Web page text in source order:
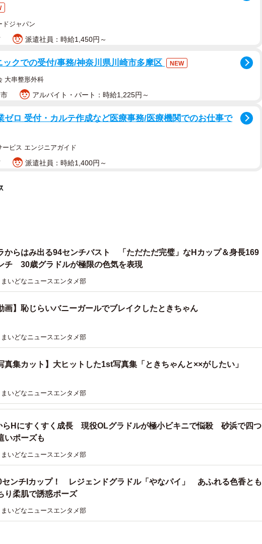
ドジャパン
派遣社員：時給1,450円～
ックでの受付/事務/神奈川県川崎市多摩区 NEW
大串整形外科
アルバイト・パート：時給1,225円～
ゼロ 受付・カルテ作成など医療事務/医療機関でのお仕事で
ビス エンジニアガイド
派遣社員：時給1,400円～
からはみ出る94センチバスト 「ただただ完璧」なHカップ＆身長169
チ 30歳グラドルが極限の色気を表現
まいどなニュースエンタメ部
画】恥じらいバニーガールでブレイクしたときちゃん
まいどなニュースエンタメ部
真集カット】大ヒットした1st写真集「ときちゃんと××がしたい」
まいどなニュースエンタメ部
らHにすくすく成長 現役OLグラドルが極小ビキニで悩殺 砂浜で四つ
いポーズも
まいどなニュースエンタメ部
センチIカップ！ レジェンドグラドル「やなパイ」 あふれる色香とも
り柔肌で誘惑ポーズ
まいどなニュースエンタメ部